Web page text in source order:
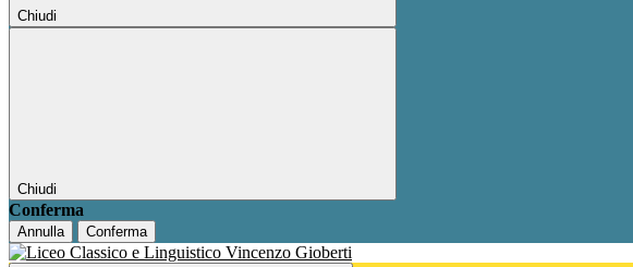
Chiudi
Chiudi
Conferma
Annulla Conferma